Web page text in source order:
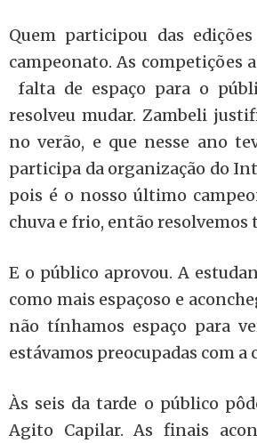
Quem participou das
campeonato. As competições
falta de espaço para o
resolveu mudar. Zambeli
no verão, e que nesse ano
participa da organização do
pois é o nosso último
chuva e frio, então resolvemos
E o público aprovou. A
como mais espaçoso e
não tínhamos espaço para
estávamos preocupadas com a
Às seis da tarde o público
Agito Capilar. As finais